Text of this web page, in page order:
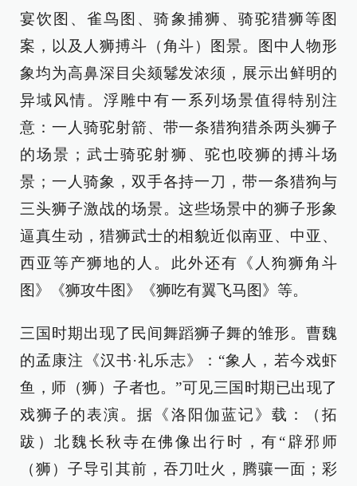
宴饮图、雀鸟图、骑象捕狮、骑驼猎狮等图
案，以及人狮搏斗（角斗）图景。图中人物形
象均为高鼻深目尖颏鬈发浓须，展示出鲜明的
异域风情。浮雕中有一系列场景值得特别注
意：一人骑驼射箭、带一条猎狗猎杀两头狮子
的场景；武士骑驼射狮、驼也咬狮的搏斗场
景；一人骑象，双手各持一刀，带一条猎狗与
三头狮子激战的场景。这些场景中的狮子形象
逼真生动，猎狮武士的相貌近似南亚、中亚、
西亚等产狮地的人。此外还有《人狗狮角斗
图》《狮攻牛图》《狮吃有翼飞马图》等。
三国时期出现了民间舞蹈狮子舞的雏形。曹魏
的孟康注《汉书·礼乐志》：“象人，若今戏虾
鱼，师（狮）子者也。”可见三国时期已出现了
戏狮子的表演。据《洛阳伽蓝记》载：（拓
跋）北魏长秋寺在佛像出行时，有“辟邪师
（狮）子导引其前，吞刀吐火，腾骧一面；彩